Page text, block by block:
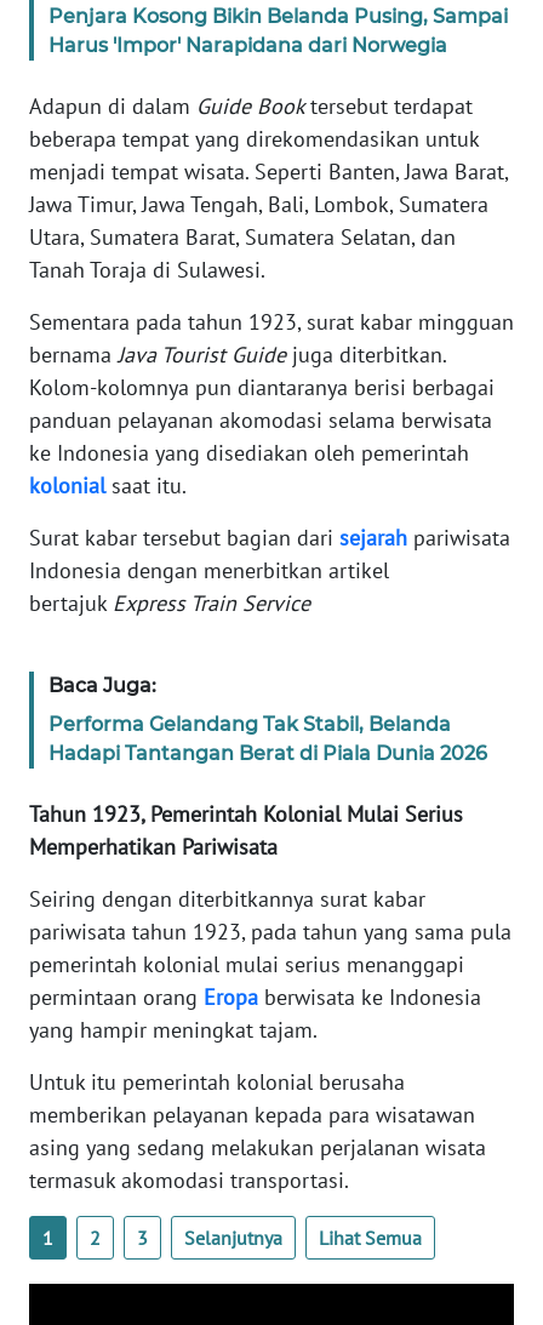
Penjara Kosong Bikin Belanda Pusing, Sampai
Harus 'Impor' Narapidana dari Norwegia
Adapun di dalam Guide Booktersebut terdapat
beberapa tempat yang direkomendasikan untuk
menjadi tempat wisata. Seperti Banten, Jawa Barat,
Jawa Timur, Jawa Tengah, Bali, Lombok, Sumatera
Utara, Sumatera Barat, Sumatera Selatan, dan
Tanah Toraja di Sulawesi.
Sementara pada tahun 1923, surat kabar mingguan
bernamaJava Tourist Guide juga diterbitkan.
Kolom-kolomnya pun diantaranya berisi berbagai
panduan pelayanan akomodasi selama berwisata
ke Indonesia yang disediakan oleh pemerintah
kolonialsaat itu.
Surat kabar tersebut bagian dari sejarah pariwisata
Indonesia dengan menerbitkan artikel
bertajuk Express Train Service
Baca Juga:
Performa Gelandang Tak Stabil, Belanda
Hadapi Tantangan Berat di Piala Dunia 2026
Tahun 1923, Pemerintah Kolonial Mulai Serius
Memperhatikan Pariwisata
Seiring dengan diterbitkannya surat kabar
pariwisata tahun 1923, pada tahun yang sama pula
pemerintah kolonial mulai serius menanggapi
permintaan orang Eropa berwisata ke Indonesia
yang hampir meningkat tajam.
Untuk itu pemerintah kolonial berusaha
memberikan pelayanan kepada para wisatawan
asing yang sedang melakukan perjalanan wisata
termasuk akomodasi transportasi.
1 2 3 Selanjutnya Lihat Semua
TENTANG
KAMI
PEDOMAN
MEDIA
SIBER
REDAKSI
DISCLAIMER
Wahana
News
WN
SUMUT
WN
WN
JABAR
BANTEN
WN
KEPRI
WN
PAPUA
WN
PAPUA
BARAT